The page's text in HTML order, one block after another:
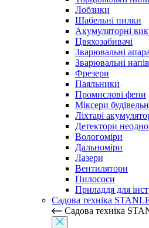
Лобзики
Шабельні пилки
Акумуляторні
Цвяхозабивачі
Зварювальні
Зварювальні
Фрезери
Паяльники
Промислові фени
Міксери
Ліхтарі
Детектори
Вологоміри
Дальноміри
Лазери
Вентилятори
Пилососи
Приладдя для
Садова техніка
Садова техніка